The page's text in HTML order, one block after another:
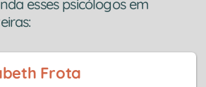
esses psicólogos em
Frota